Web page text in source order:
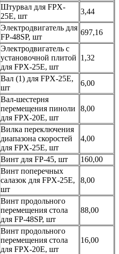
Штурвал для FPX-
25E, шт
3,44
Электродвигатель для
FP-48SP, шт
697,16
Электродвигатель с
установочной плитой
для FPX-25E, шт
1,32
Вал (1) для FPX-25E,
шт
6,00
Вал-шестерня
перемещения пиноли
для FPX-20E, шт
8,00
Вилка переключения
диапазона скоростей
для FPX-25E, шт
4,00
Винт для FP-45, шт 160,00
Винт поперечных
салазок для FPX-25E,
шт
8,00
Винт продольного
перемещения стола
для FP-48SP, шт
88,00
Винт продольного
перемещения стола
для FPX-20E, шт
16,00